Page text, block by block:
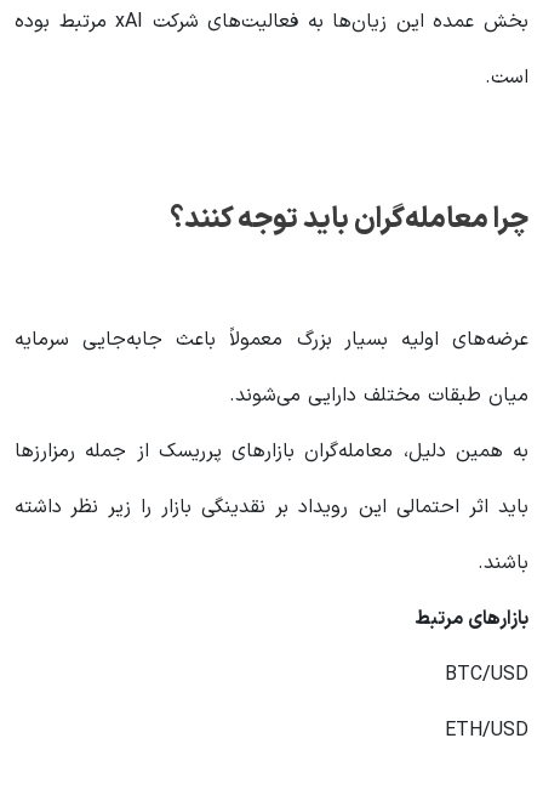
بخش عمده این زیان‌ها به فعالیت‌های شرکت xAI مرتبط بوده
است.
چرا معامله‌گران باید توجه کنند؟
عرضه‌های اولیه بسیار بزرگ معمولاً باعث جابه‌جایی سرمایه
میان طبقات مختلف دارایی می‌شوند.
به همین دلیل، معامله‌گران بازارهای پرریسک از جمله رمزارزها
باید اثر احتمالی این رویداد بر نقدینگی بازار را زیر نظر داشته
باشند.
بازارهای مرتبط
BTC/USD
ETH/USD